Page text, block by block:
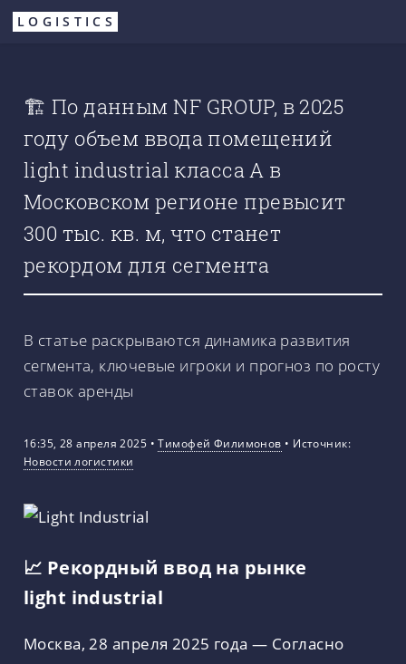
Перейти
LOGISTICS
🏗 По данным NF GROUP, в 2025
году объем ввода помещений
light industrial класса А в
Московском регионе превысит
300 тыс. кв. м, что станет
рекордом для сегмента
В статье раскрываются динамика развития
сегмента, ключевые игроки и прогноз по росту
ставок аренды
16:35, 28 апреля 2025 •Тимофей Филимонов • Источник:
Новости логистики
📈 Рекордный ввод на рынке
light industrial
Москва, 28 апреля 2025 года — Согласно